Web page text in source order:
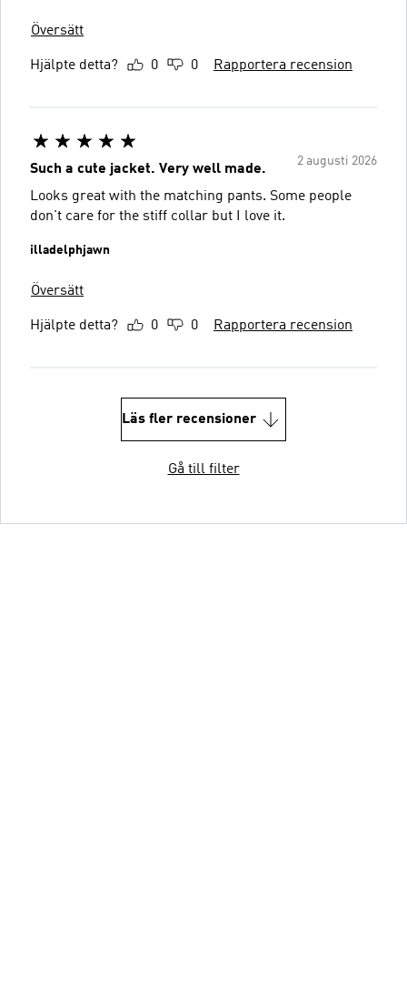
Översätt
Hjälpte detta? 0 0 Rapportera recension
2 augusti 2026
Such a cute jacket. Very well made.
Looks great with the matching pants. Some people
don't care for the stiff collar but I love it.
illadelphjawn
Översätt
Hjälpte detta? 0 0 Rapportera recension
Läs fler recensioner
Gå till filter